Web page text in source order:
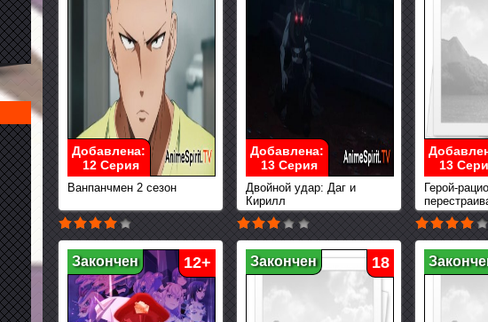
Ванпанчмен 2 сезон
Добавлена:
12 Серия
Двойной удар: Даг и
Кирилл
Добавлена:
13 Серия
Герой-
13
Закончен 12+ Закончен 18